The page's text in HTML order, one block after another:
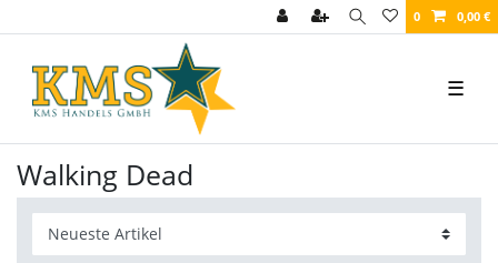
0 0,00 €
☰
Walking Dead